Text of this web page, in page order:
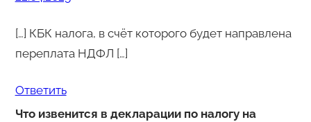
[…] КБК налога, в счёт которого будет направлена
переплата НДФЛ […]
Ответить
Что извенится в декларации по налогу на